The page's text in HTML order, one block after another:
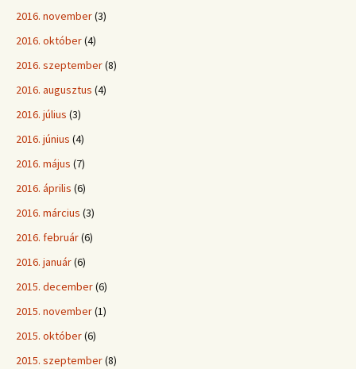
2016. november(3)
2016. október(4)
2016. szeptember(8)
2016. augusztus (4)
2016. július (3)
2016. június (4)
2016. május (7)
2016. április (6)
2016. március (3)
2016. február(6)
2016. január(6)
2015. december(6)
2015. november(1)
2015. október(6)
2015. szeptember(8)